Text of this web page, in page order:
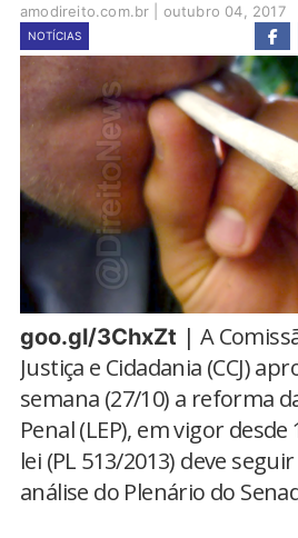
amodireito.com.br outubro 04, 2017
NOTÍCIAS
goo.gl/3ChxZt | A
Justiça e Cidadania (CCJ)
semana (27/10) a reforma
Penal (LEP), em vigor
lei (PL 513/2013) deve
análise do Plenário do